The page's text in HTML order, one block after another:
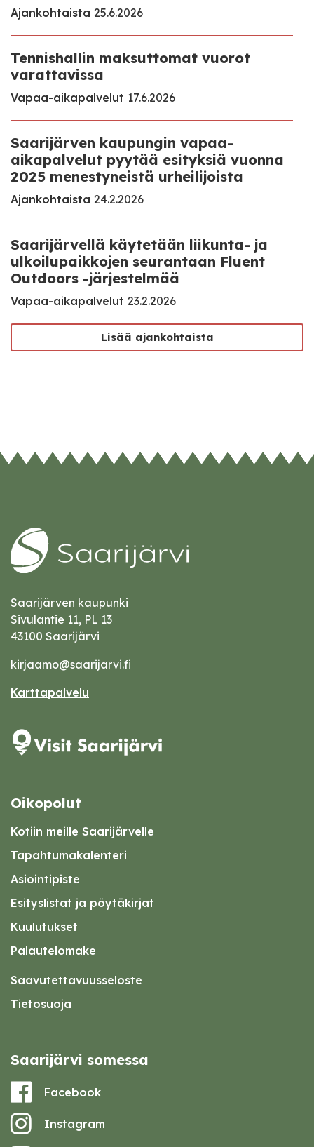
Ajankohtaista 25.6.2026
Tennishallin maksuttomat vuorot
varattavissa
Vapaa-aikapalvelut 17.6.2026
Saarijärven kaupungin vapaa-
aikapalvelut pyytää esityksiä vuonna
2025 menestyneistä urheilijoista
Ajankohtaista 24.2.2026
Saarijärvellä käytetään liikunta- ja
ulkoilupaikkojen seurantaan Fluent
Outdoors -järjestelmää
Vapaa-aikapalvelut 23.2.2026
Lisää ajankohtaista
Saarijärven kaupunki
Sivulantie 11, PL 13
43100 Saarijärvi
kirjaamo@saarijarvi.fi
Karttapalvelu
Oikopolut
Kotiin meille Saarijärvelle
Tapahtumakalenteri
Asiointipiste
Esityslistat ja pöytäkirjat
Kuulutukset
Palautelomake
Saavutettavuusseloste
Tietosuoja
Saarijärvi somessa
Facebook
Instagram